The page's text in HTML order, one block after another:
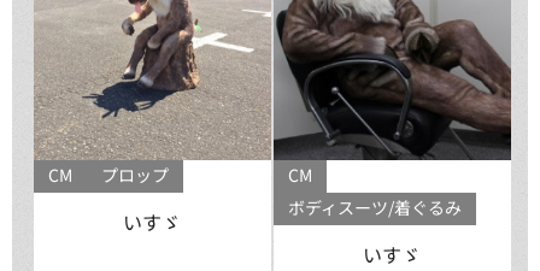
CM プロップ
いすゞ
CM
ボディスーツ/着ぐるみ
いすゞ